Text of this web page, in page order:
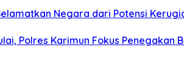
Negara dari Potensi
Polres Karimun Fokus Penegakan